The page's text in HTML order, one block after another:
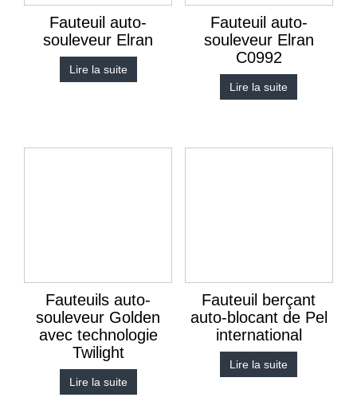
Fauteuil auto-
souleveur Elran
Lire la suite
Fauteuil auto-
souleveur Elran
C0992
Lire la suite
Fauteuils auto-
souleveur Golden
avec technologie
Twilight
Lire la suite
Fauteuil berçant
auto-blocant de Pel
international
Lire la suite